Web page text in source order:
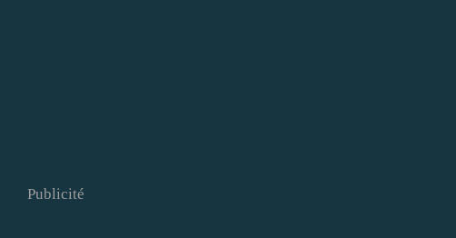
Publicité